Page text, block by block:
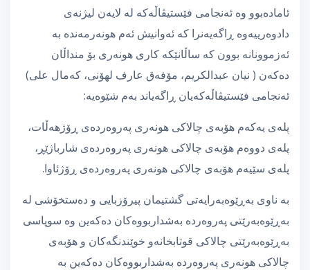
ئامادەبوو وە ئەنجامی فێستیڤاڵەکە لە لایەن لیژنەی
دادوەرییەوە ڕاگەیەنرا کە ئەوانیش ئەم هونەرمەندە بە
ئەزموونانە بوون کە ساڵانێکە کاری هونەری بۆ منداڵان
دەکەن ( نیان عبدالکریم، مۆفەق عارف لهۆنی، کەمال علی)
ئەنجامی فێستیڤاڵەکەیان ڕاگەیاند بەم شێوەیە:
پلەی یەکەم هۆبەی چالاکی هونەری پەروەردەی ڕۆژهەڵات،
پلەی دووەم هۆبەی چالاکی هونەری پەروەردەی شارباژێڕ،
پلەی سێیەم هۆبەی چالاکی هونەری پەروەردەی ڕۆژئاوا.
بە ناوی بەڕێوەبەرایەتی گشتیمان پیرۆزبایی و دەستخۆشی لە
بەڕێوەبەرێتی پەروەردە بەشداربووەکان دەکەین وە سوپاسی
بەڕێوەبەرێتی چالاکی قوتابخانەو خوێندنگەکان و هۆبەی
چالاکی هونەری پەروەردە بەشداربووەکان دەکەین بە